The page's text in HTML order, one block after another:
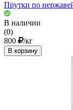
Прутки по
В наличии
(0)
800
/кг
В корзину